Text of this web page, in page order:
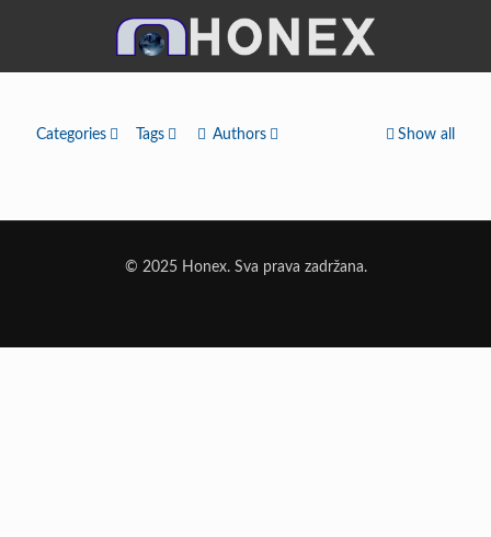
Categories Tags Authors Show all
© 2025 Honex. Sva prava zadržana.